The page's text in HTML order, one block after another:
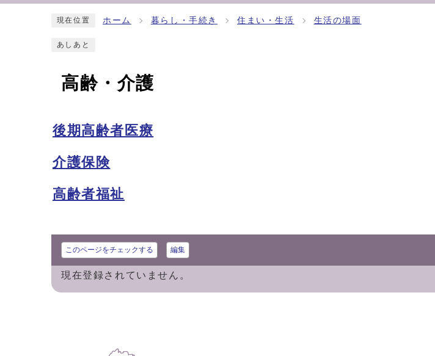
現在位置 ホーム 暮らし・手続き 住まい・生活 生活の場面
あしあと
高齢・介護
後期高齢者医療
介護保険
高齢者福祉
このページをチェックする 編集
現在登録されていません。